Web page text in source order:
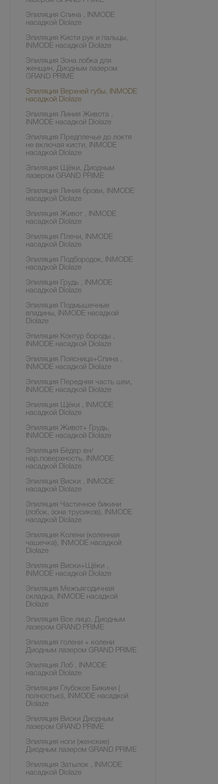
Эпиляция Спина , INMODE
насадкой Diolaze
Эпиляция Кисти рук и пальцы,
INMODE насадкой Diolaze
Эпиляция Зона лобка для
женщин, Диодным лазером
GRAND PRIME
Эпиляция Верхней губы, INMODE
насадкой Diolaze
Эпиляция Линия Живота ,
INMODE насадкой Diolaze
Эпиляция Предплечье до локтя
не включая кисти, INMODE
насадкой Diolaze
Эпиляция Щёки, Диодным
лазером GRAND PRIME
Эпиляция Линия брови, INMODE
насадкой Diolaze
Эпиляция Живот , INMODE
насадкой Diolaze
Эпиляция Плечи, INMODE
насадкой Diolaze
Эпиляция Подбородок, INMODE
насадкой Diolaze
Эпиляция Грудь , INMODE
насадкой Diolaze
Эпиляция Подмышечные
впадины, INMODE насадкой
Diolaze
Эпиляция Контур бороды ,
INMODE насадкой Diolaze
Эпиляция Поясница+Спина ,
INMODE насадкой Diolaze
Эпиляция Передняя часть шеи,
INMODE насадкой Diolaze
Эпиляция Щёки , INMODE
насадкой Diolaze
Эпиляция Живот+ Грудь,
INMODE насадкой Diolaze
Эпиляция Бёдер вн/
нар.поверхность, INMODE
насадкой Diolaze
Эпиляция Виски , INMODE
насадкой Diolaze
Эпиляция Частичное бикини
(лобок, зона трусиков), INMODE
насадкой Diolaze
Эпиляция Колени (коленная
чашечка), INMODE насадкой
Diolaze
Эпиляция Виски+Щёки ,
INMODE насадкой Diolaze
Эпиляция Межъягодичная
складка, INMODE насадкой
Diolaze
Эпиляция Все лицо, Диодным
лазером GRAND PRIME
Эпиляция голени + колени
Диодным лазером GRAND PRIME
Эпиляция Лоб , INMODE
насадкой Diolaze
Эпиляция Глубокое Бикини (
полностью), INMODE насадкой
Diolaze
Эпиляция Виски Диодным
лазером GRAND PRIME
Эпиляция ноги (женские)
Диодным лазером GRAND PRIME
Эпиляция Затылок , INMODE
насадкой Diolaze